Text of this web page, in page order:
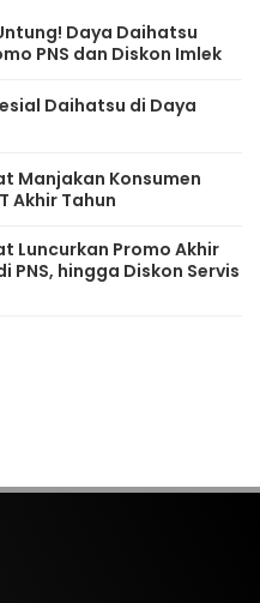
Daya Daihatsu
PNS dan Diskon Imlek
Daihatsu di Daya
Manjakan Konsumen
Akhir Tahun
Luncurkan Promo Akhir
PNS, hingga Diskon Servis